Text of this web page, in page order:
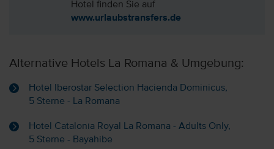
Hotel finden Sie auf
www.urlaubstransfers.de
Alternative Hotels La Romana & Umgebung:
Hotel Iberostar Selection Hacienda Dominicus,
5 Sterne - La Romana
Hotel Catalonia Royal La Romana - Adults Only,
5 Sterne - Bayahibe